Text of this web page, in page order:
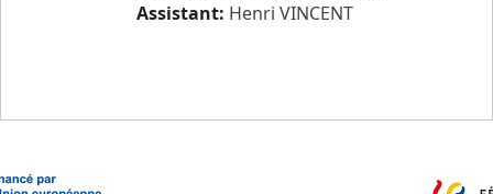
Assistant: Henri VINCENT